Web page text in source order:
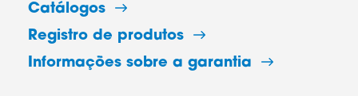
Catálogos
Registro de produtos
Informações sobre a garantia